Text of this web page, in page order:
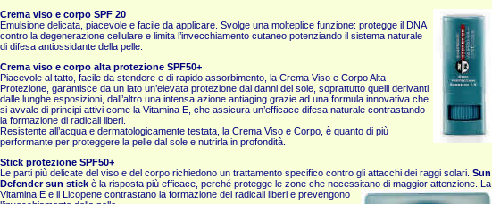
Crema viso e corpo SPF 20
Emulsione delicata, piacevole e facile da applicare. Svolge una molteplice funzione: protegge il DNA
contro la degenerazione cellulare e limita l’invecchiamento cutaneo potenziando il sistema naturale
di difesa antiossidante della pelle.
Crema viso e corpo alta protezione SPF50+
Piacevole al tatto, facile da stendere e di rapido assorbimento, la Crema Viso e Corpo Alta
Protezione, garantisce da un lato un’elevata protezione dai danni del sole, soprattutto quelli derivanti
dalle lunghe esposizioni, dall’altro una intensa azione antiaging grazie ad una formula innovativa che
si avvale di principi attivi come la Vitamina E, che assicura un’efficace difesa naturale contrastando
la formazione di radicali liberi.
Resistente all’acqua e dermatologicamente testata, la Crema Viso e Corpo, è quanto di più
performante per proteggere la pelle dal sole e nutrirla in profondità.
Stick protezione SPF50+
Le parti più delicate del viso e del corpo richiedono un trattamento specifico contro gli attacchi dei raggi solari. Sun
Defender sun stick è la risposta più efficace, perché protegge le zone che necessitano di maggior attenzione . La
Vitamina E e il Licopene contrastano la formazione dei radicali liberi e prevengono